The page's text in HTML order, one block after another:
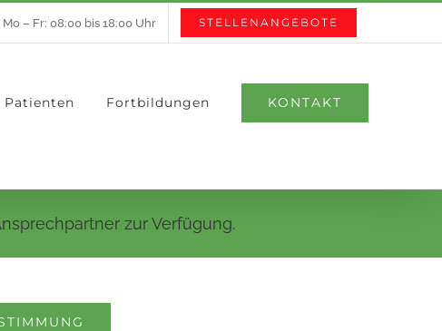
– Fr: 08:00 bis 18:00 Uhr STELLENANGEBOTE
Patienten Fortbildungen KONTAKT
zur Verfügung.